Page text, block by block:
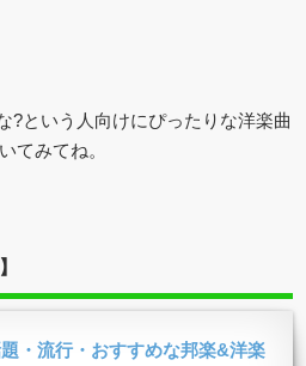
?という人向けにぴったりな洋楽曲
てみてね。
・流行・おすすめな邦楽&洋楽